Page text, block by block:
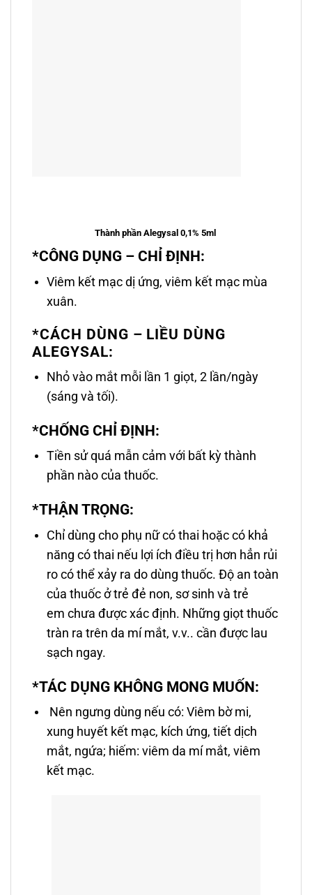
Thành phần Alegysal 0,1% 5ml
*CÔNG DỤNG – CHỈ ĐỊNH:
Viêm kết mạc dị ứng, viêm kết mạc mùa
xuân.
*CÁCH DÙNG – LIỀU DÙNG
ALEGYSAL:
Nhỏ vào mắt mỗi lần 1 giọt, 2 lần/ngày
(sáng và tối).
*CHỐNG CHỈ ĐỊNH:
Tiền sử quá mẫn cảm với bất kỳ thành
phần nào của thuốc.
*THẬN TRỌNG:
Chỉ dùng cho phụ nữ có thai hoặc có khả
năng có thai nếu lợi ích điều trị hơn hẳn rủi
ro có thể xảy ra do dùng thuốc. Độ an toàn
của thuốc ở trẻ đẻ non, sơ sinh và trẻ
em chưa được xác định. Những giọt thuốc
tràn ra trên da mí mắt, v.v.. cần được lau
sạch ngay.
*TÁC DỤNG KHÔNG MONG MUỐN:
Nên ngưng dùng nếu có: Viêm bờ mi,
xung huyết kết mạc, kích ứng, tiết dịch
mắt, ngứa; hiếm: viêm da mí mắt, viêm
kết mạc.